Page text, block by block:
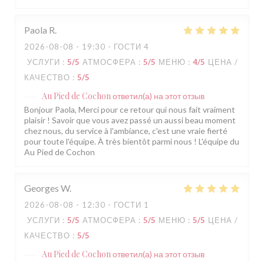
Paola R
2026-08-08 - 19:30 - ГОСТИ 4
УСЛУГИ : 5/5 АТМОСФЕРА : 5/5 МЕНЮ : 4/5 ЦЕНА /
КАЧЕСТВО : 5/5
Au Pied de Cochonответил(а) на этот отзыв
Bonjour Paola, Merci pour ce retour qui nous fait vraiment
plaisir ! Savoir que vous avez passé un aussi beau moment
chez nous, du service à l'ambiance, c'est une vraie fierté
pour toute l'équipe. À très bientôt parmi nous ! L'équipe du
Au Pied de Cochon
Georges W
2026-08-08 - 12:30 - ГОСТИ 1
УСЛУГИ : 5/5 АТМОСФЕРА : 5/5 МЕНЮ : 5/5 ЦЕНА /
КАЧЕСТВО : 5/5
Au Pied de Cochonответил(а) на этот отзыв